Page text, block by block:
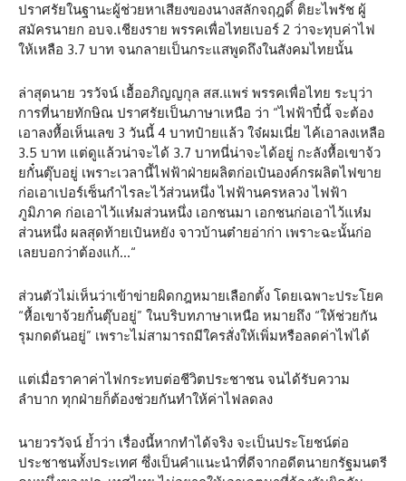
ปราศรัยในฐานะผู้ช่วยหาเสียงของนางสลักจฤฎดิ์ ติยะไพรัช ผู้
สมัครนายก อบจ.เชียงราย พรรคเพื่อไทยเบอร์ 2 ว่าจะทุบค่าไฟ
ให้เหลือ 3.7 บาท จนกลายเป็นกระแสพูดถึงในสังคมไทยนั้น
ล่าสุดนาย วรวัจน์ เอื้ออภิญญกุล สส.แพร่ พรรคเพื่อไทย ระบุว่า
การที่นายทักษิณ ปราศรัยเป็นภาษาเหนือ ว่า “ไฟฟ้าปี๋นี้ จะต้อง
เอาลงหื้อเห็นเลข 3 วันนี้ 4 บาทป๋ายแล้ว ใจ๋ผมเนี่ย ไค้เอาลงเหลือ
3.5 บาท แต่ดูแล้วน่าจะได้ 3.7 บาทนี่น่าจะได้อยู่ กะลังหื้อเขาจ้ว
ยกั๋นตุ๊บอยู่ เพราะเวลานี้ไฟฟ้าฝ่ายผลิตก่อเป๋นองค์กรผลิตไฟขาย
ก่อเอาเปอร์เซ็นกำไรละไว้ส่วนหนึ่ง ไฟฟ้านครหลวง ไฟฟ้า
ภูมิภาค ก่อเอาไว้แห๋มส่วนหนึ่ง เอกชนมา เอกชนก่อเอาไว้แห๋ม
ส่วนหนึ่ง ผลสุดท้ายเป๋นหยัง จาวบ้านต๋ายอ่าก่า เพราะฉะนั้นก่อ
เลยบอกว่าต้องแก้…“
ส่วนตัวไม่เห็นว่าเข้าข่ายผิดกฎหมายเลือกตั้ง โดยเฉพาะประโยค
“หื้อเขาจ้วยกั๋นตุ๊บอยู่” ในบริบทภาษาเหนือ หมายถึง “ให้ช่วยกัน
รุมกดดันอยู่” เพราะไม่สามารถมีใครสั่งให้เพิ่มหรือลดค่าไฟได้
แต่เมื่อราคาค่าไฟกระทบต่อชีวิตประชาชน จนได้รับความ
ลำบาก ทุกฝ่ายก็ต้องช่วยกันทำให้ค่าไฟลดลง
นายวรวัจน์ ย้ำว่า เรื่องนี้หากทำได้จริง จะเป็นประโยชน์ต่อ
ประชาชนทั้งประเทศ ซึ่งเป็นคำแนะนำที่ดีจากอดีตนายกรัฐมนตรี